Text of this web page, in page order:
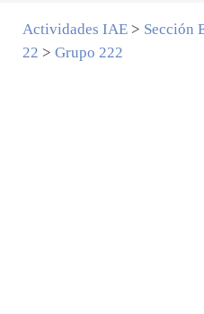
Actividades IAE> Sección
22 > Grupo 222